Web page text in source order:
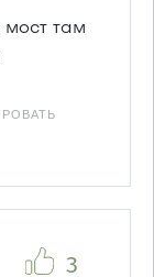
там
3